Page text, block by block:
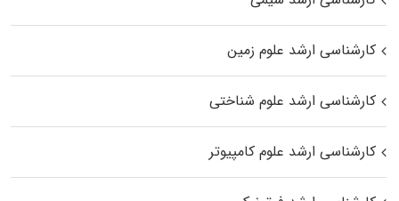
کارشناسی ارشد علوم زمین
کارشناسی ارشد علوم شناختی
کارشناسی ارشد علوم کامپیوتر